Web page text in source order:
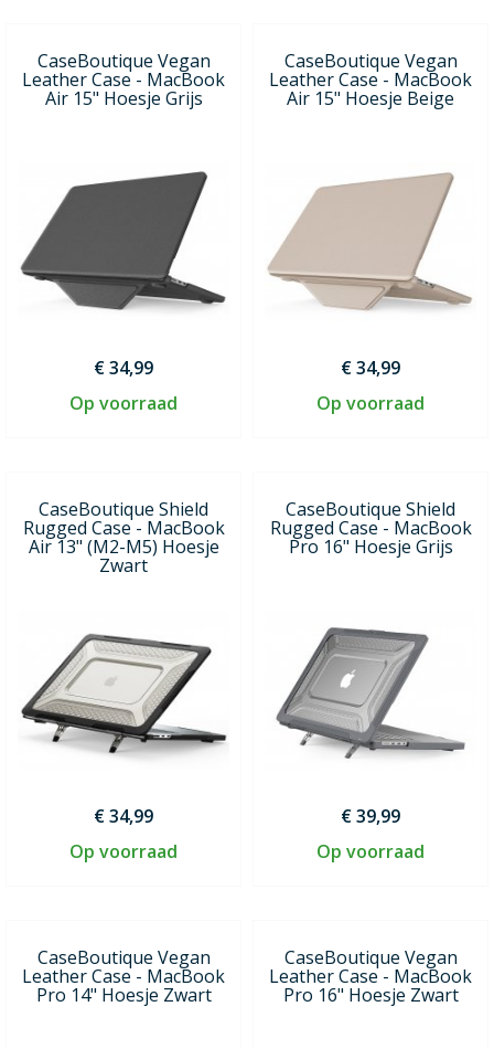
CaseBoutique Vegan
Leather Case - MacBook
Air 15" Hoesje Grijs
€ 34,99
Op voorraad
CaseBoutique Vegan
Leather Case - MacBook
Air 15" Hoesje Beige
€ 34,99
Op voorraad
CaseBoutique Shield
Rugged Case - MacBook
Air 13" (M2-M5) Hoesje
Zwart
€ 34,99
Op voorraad
CaseBoutique Shield
Rugged Case - MacBook
Pro 16" Hoesje Grijs
€ 39,99
Op voorraad
CaseBoutique Vegan
Leather Case - MacBook
Pro 14" Hoesje Zwart
CaseBoutique Vegan
Leather Case - MacBook
Pro 16" Hoesje Zwart